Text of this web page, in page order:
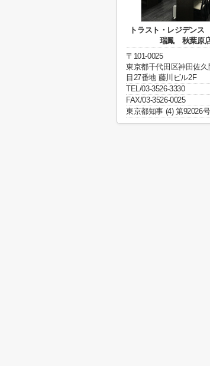
トラスト・レジデン
瑞鳳 秋葉原
〒101-0025
東京都千代田区神田佐久
目27番地 藤川ビル2F
TEL/03-3526-3330
FAX/03-3526-0025
東京都知事 (4) 第92026号